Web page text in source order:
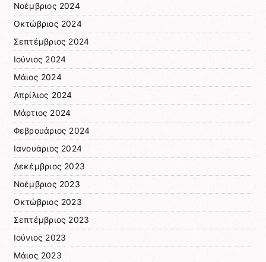
Νοέμβριος 2024
Οκτώβριος 2024
Σεπτέμβριος 2024
Ιούνιος 2024
Μάιος 2024
Απρίλιος 2024
Μάρτιος 2024
Φεβρουάριος 2024
Ιανουάριος 2024
Δεκέμβριος 2023
Νοέμβριος 2023
Οκτώβριος 2023
Σεπτέμβριος 2023
Ιούνιος 2023
Μάιος 2023